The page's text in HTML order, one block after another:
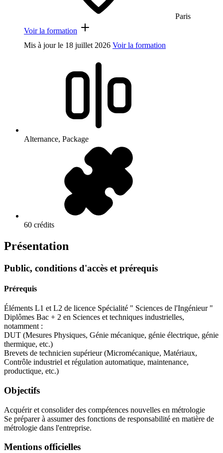
Paris
Voir la formation
Mis à jour le 18 juillet 2026 Voir la formation
Alternance, Package
60 crédits
Présentation
Public, conditions d'accès et prérequis
Prérequis
Éléments L1 et L2 de licence Spécialité " Sciences de l'Ingénieur "
Diplômes Bac + 2 en Sciences et techniques industrielles,
notamment :
DUT (Mesures Physiques, Génie mécanique, génie électrique, génie
thermique, etc.)
Brevets de technicien supérieur (Micromécanique, Matériaux,
Contrôle industriel et régulation automatique, maintenance,
productique, etc.)
Objectifs
Acquérir et consolider des compétences nouvelles en métrologie
Se préparer à assumer des fonctions de responsabilité en matière de
métrologie dans l'entreprise.
Mentions officielles